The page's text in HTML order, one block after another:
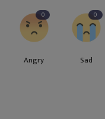
0
Angry
0
Sad